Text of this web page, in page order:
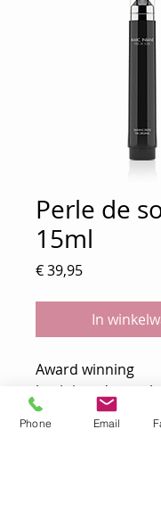
Perle de
15ml
€ 39,95Prijs
In
Award winning
bruiningsdruppels
voudige
perfecte
Phone Email